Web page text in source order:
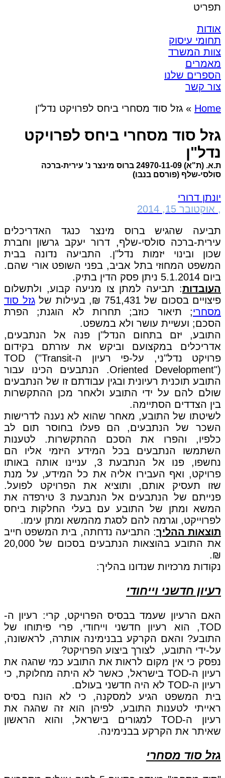
תפריט
אודות
תחומי עיסוק
צוות המשרד
מאמרים
הספרים שלנו
צור קשר
Home
» גזל סוד מסחרי ביחס לפרויקט נדל"ן
גזל סוד מסחרי ביחס לפרויקט
נדל"ן
ת.א. (ת"א) 24970-11-09 ברוס מינצר נ' עירית-ברכה
סולסי-שלף (פורסם בנבו)
יונתן דרורי
, אוקטובר 15, 2014
תביעה שהגיש ברוס מינצר כנגד האדריכלים
עירית-ברכה סולסי-שלף, דרור יעקב גרשון וחברת
שכון ובינוי יזמות נדל"ן. התביעה נדונה בבית
המשפט המחוזי בתל אביב, בפני השופט אורי שהם.
ביום 5.1.2014 ניתן פסק הדין בתיק.
העובדות: תביעה למתן צו מניעה קבוע, ולתשלום
פיצויים בסכום של 751,431 ₪, בעילות של
גזל סוד
מסחרי; תיאור כוזב; תחרות לא הוגנת; הפרת
הסכם; ועשיית עושר ולא במשפט.
התובע, יזם בתחום הנדל"ן פנה אל הנתבעים,
אדריכלים במקצועם וביקש את עזרתם בקידום
פרויקט נדל"ני, על-פי רעיון ה-TOD ("Transit
Oriented Development"). הנתבעים הכינו עבור
התובע תוכנית רעיונית ובגין עבודתם זו של הנתבעים
שולם להם על ידי התובע ולאחר מכן ההתקשרות
בין הצדדים הסתיימה.
לשיטתו של התובע, מאחר שהוא לא נענה לדרישות
השכר של הנתבעים, הם פעלו בחוסר תום לב
כלפיו, והפרו את הסכם ההתקשרות. לטענות
השתמשו הנתבעים בכל המידע היזמי אליו הם
נחשפו, פנו אל הנתבעת 3, עניינו אותה באותו
פרויקט, ואף העבירו אליה את כל המידע, על מנת
שזו תעסיק אותם, ותוציא את הפרויקט לפועל.
פנייתם של הנתבעים אל הנתבעת 3 טירפדה את
המשא ומתן של התובע עם בעלי החלקות ביחס
לפרוייקט, וגרמה להם לסגת מהמשא ומתן עימו.
תוצאות ההליך: התביעה נדחתה, בית המשפט חייב
את התובע בהוצאות הנתבעים בסכום של 20,000
₪.
נקודות מרכזיות שנדונו בהליך:
רעיון חדשני וייחודי
האם הרעיון שעמד בבסיס הפרויקט, קרי: רעיון ה-
TOD, הוא רעיון חדשני וייחודי, פרי פיתוחו של
התובע? והאם הקרקע בבנימינה אותרה, לראשונה,
על-ידי התובע, לצורך ביצוע הפרויקט?
נפסק כי אין מקום לראות את התובע כמי שהגה את
רעיון ה-TOD בישראל, כאשר לא היתה מחלוקת, כי
רעיון ה-TOD לא היה חדשני בעולם.
בית המשפט הגיע למסקנה, כי לא הונח בסיס
ראייתי לטענות התובע, לפיהן הוא זה שהגה את
רעיון ה-TOD למגורים בישראל, והוא הראשון
שאיתר את הקרקע בבנימינה.
גזל סוד מסחרי